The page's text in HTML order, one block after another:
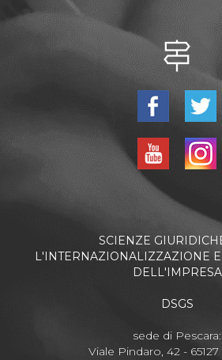
SCIENZE
L'INTERNAZIONALIZZAZIONE
DELL'IMPRESA
DSGS
sede di Pescara:
Viale Pindaro, 42 -